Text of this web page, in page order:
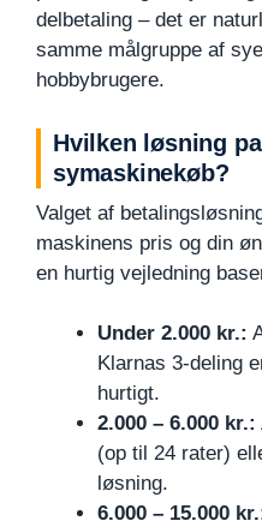
delbetaling – det er
samme målgruppe af
hobbybrugere.
Hvilken løsning
symaskinekøb?
Valget af
maskinens pris og din
en hurtig vejledning
Under 2.000 kr.:
Klarnas 3-deling
hurtigt.
2.000 – 6.000 kr.:
(op til 24 rater)
løsning.
6.000 – 15.000